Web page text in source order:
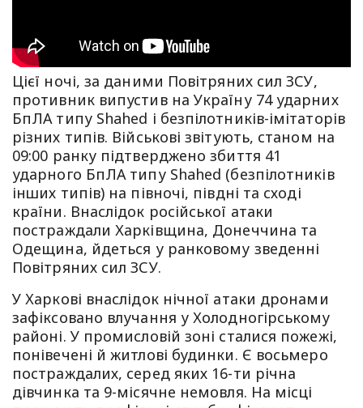
Цієї ночі, за даними Повітряних сил ЗСУ,
противник випустив на Україну 74 ударних
БпЛА типу Shahed і безпілотників-імітаторів
різних типів. Військові звітують, станом на
09:00 ранку підтверджено збиття 41
ударного БпЛА типу Shahed (безпілотників
інших типів) на півночі, півдні та сході
країни. Внаслідок російської атаки
постраждали Харківщина, Донеччина та
Одещина, йдеться у ранковому зведенні
Повітряних сил ЗСУ.
У Харкові внаслідок нічної атаки дронами
зафіксовано влучання у Холодногірському
районі. У промисловій зоні сталися пожежі,
понівечені й житлові будинки. Є восьмеро
постраждалих, серед яких 16-ти річна
дівчинка та 9-місячне немовля. На місці